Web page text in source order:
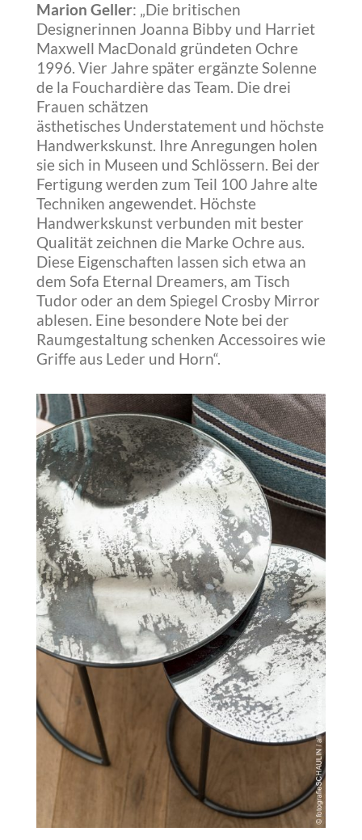
Marion Geller: „Die britischen
Designerinnen Joanna Bibby und Harriet
Maxwell MacDonald gründeten Ochre
1996. Vier Jahre später ergänzte Solenne
de la Fouchardière das Team. Die drei
Frauen schätzen
ästhetisches Understatement und höchste
Handwerkskunst. Ihre Anregungen holen
sie sich in Museen und Schlössern. Bei der
Fertigung werden zum Teil 100 Jahre alte
Techniken angewendet. Höchste
Handwerkskunst verbunden mit bester
Qualität zeichnen die Marke Ochre aus.
Diese Eigenschaften lassen sich etwa an
dem Sofa Eternal Dreamers, am Tisch
Tudor oder an dem Spiegel Crosby Mirror
ablesen. Eine besondere Note bei der
Raumgestaltung schenken Accessoires wie
Griffe aus Leder und Horn“.